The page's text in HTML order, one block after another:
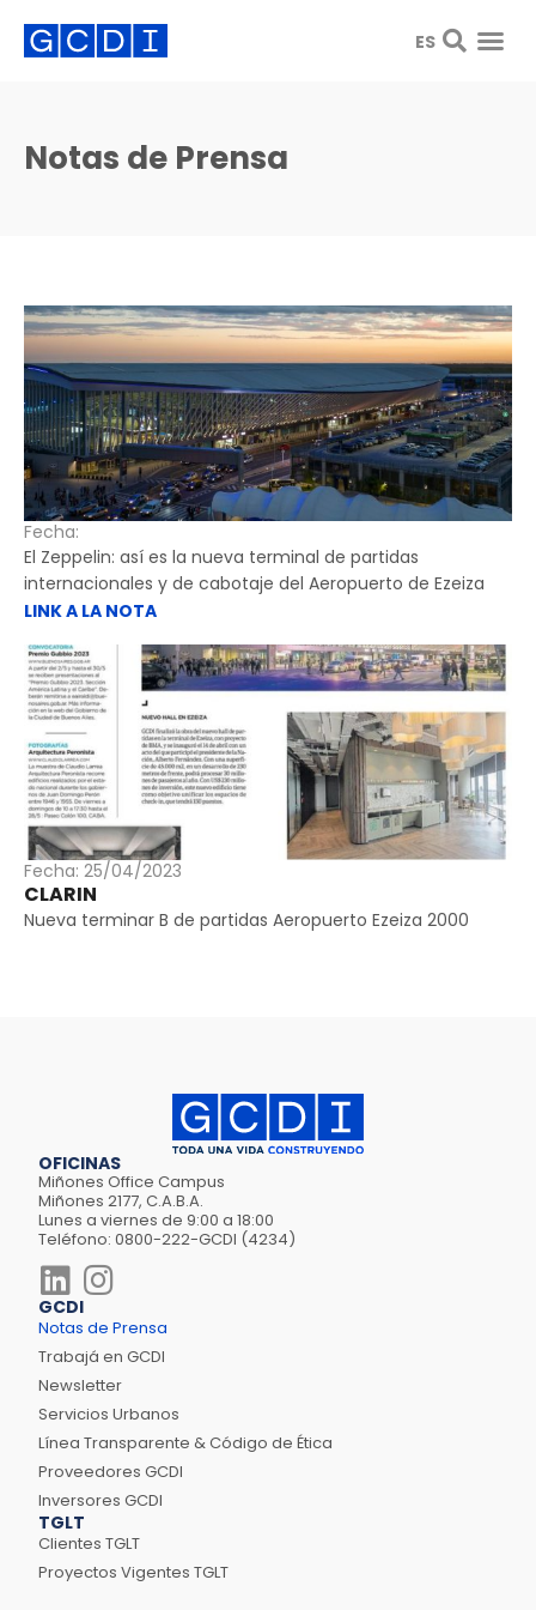
ES
Notas de Prensa
Fecha:
El Zeppelin: así es la nueva terminal de partidas
internacionales y de cabotaje del Aeropuerto de Ezeiza
LINK A LA NOTA
Fecha: 25/04/2023
CLARIN
Nueva terminar B de partidas Aeropuerto Ezeiza 2000
OFICINAS
Miñones Office Campus
Miñones 2177, C.A.B.A.
Lunes a viernes de 9:00 a 18:00
Teléfono: 0800-222-GCDI (4234)
GCDI
Notas de Prensa
Trabajá en GCDI
Newsletter
Servicios Urbanos
Línea Transparente & Código de Ética
Proveedores GCDI
Inversores GCDI
TGLT
Clientes TGLT
Proyectos Vigentes TGLT